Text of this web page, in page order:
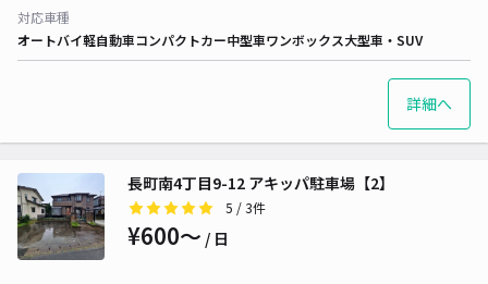
対応車種
オートバイ軽自動車コンパクトカー中型車ワンボックス大型車・SUV
詳細へ
長町南4丁目9-12 アキッパ駐車場【2】
5 / 3件
¥600〜 / 日